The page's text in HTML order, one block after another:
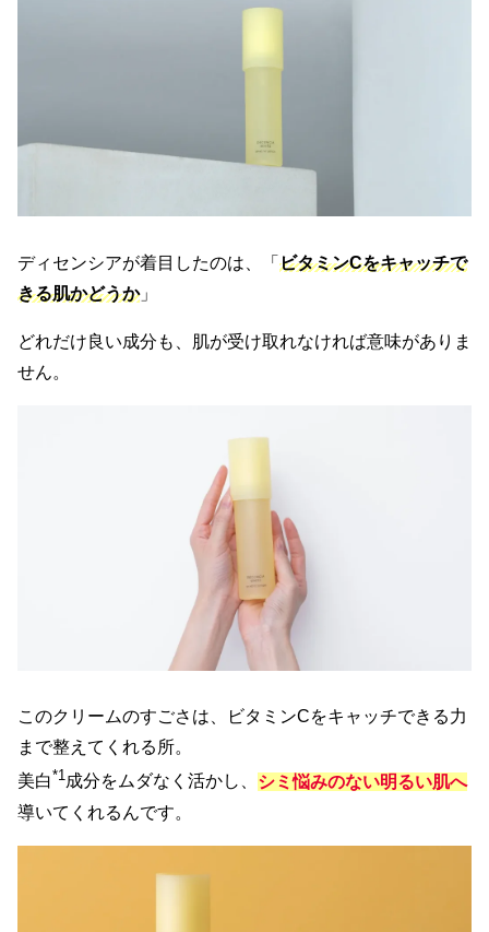
ディセンシアが着目したのは、「 ビタミンCをキャッチで
きる肌かどうか」
どれだけ良い成分も、肌が受け取れなければ意味がありま
せん。
このクリームのすごさは、ビタミンCをキャッチできる力
まで整えてくれる所。
美白*1成分をムダなく活かし、 シミ悩みのない明るい肌へ
導いてくれるんです。